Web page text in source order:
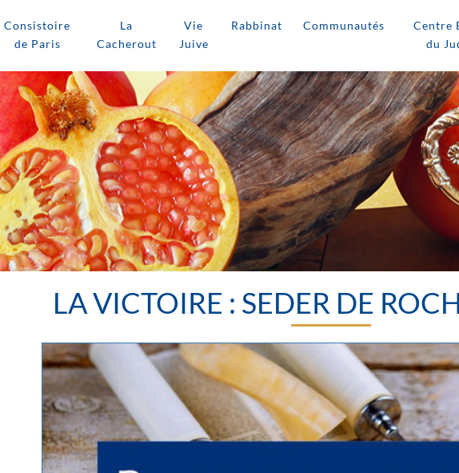
Consistoire
de Paris
La
Cacherout
Vie
Juive
Rabbinat Communautés
Centre
du
LA VICTOIRE : SEDER DE